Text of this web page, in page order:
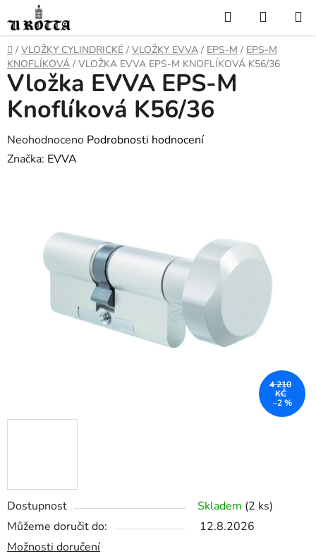
na
obsah
Hledat
KOŠÍK
DOMŮ
/ VLOŽKY CYLINDRICKÉ / VLOŽKY EVVA / EPS-M / EPS-M
KNOFLÍKOVÁ / VLOŽKA EVVA EPS-M KNOFLÍKOVÁ K56/36
Dostupnost Skladem (2 ks)
Můžeme doručit do:
12.8.2026
Možnosti doručení
Vložka EVVA EPS-M
Knoflíková K56/36
Průměrné
hodnocení
hvězdiček.
Neohodnoceno Podrobnosti hodnocení
Značka: EVVA
4 210
KČ
–2 %